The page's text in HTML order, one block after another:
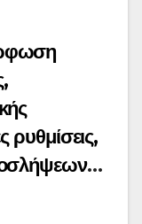
ρυθμίσεις,